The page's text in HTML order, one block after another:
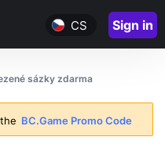
CS Sign in
sázky zdarma
BC.Game Promo Code